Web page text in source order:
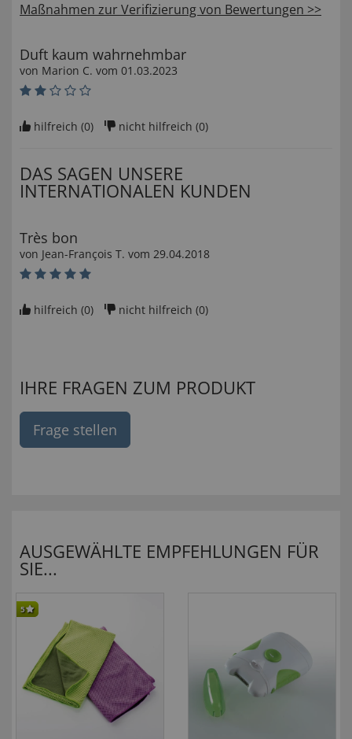
Maßnahmen zur Verifizierung von Bewertungen >>
Duft kaum wahrnehmbar
von Marion C. vom 01.03.2023
hilfreich (0) nicht hilfreich (0)
DAS SAGEN UNSERE
INTERNATIONALEN KUNDEN
Très bon
von Jean-François T. vom 29.04.2018
hilfreich (0) nicht hilfreich (0)
IHRE FRAGEN ZUM PRODUKT
Frage stellen
AUSGEWÄHLTE EMPFEHLUNGEN FÜR
SIE...
5